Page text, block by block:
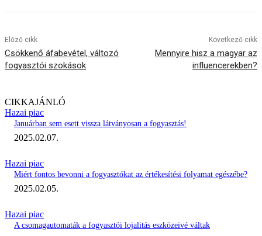
Előző cikk
Csökkenő áfabevétel, változó
fogyasztói szokások
Következő cikk
Mennyire hisz a magyar az
influencerekben?
CIKKAJÁNLÓ
Hazai piac
Januárban sem esett vissza látványosan a fogyasztás!
2025.02.07.
Hazai piac
Miért fontos bevonni a fogyasztókat az értékesítési folyamat egészébe?
2025.02.05.
Hazai piac
A csomagautomaták a fogyasztói lojalitás eszközeivé váltak